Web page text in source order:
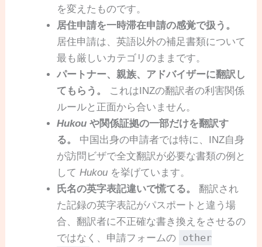
を変えたものです。
居住申請を一時滞在申請の感覚で扱う。
居住申請は、英語以外の補足書類について
最も厳しいカテゴリのままです。
パートナー、親族、アドバイザーに翻訳し
てもらう。
これはINZの翻訳者の利害関係
ルールと正面から合いません。
Hukou や関係証拠の一部だけを翻訳す
る。
中国出身の申請者では特に、INZ自身
が訪問ビザで全文翻訳が必要な書類の例と
してHukou を挙げています。
氏名の英字表記違いで慌てる。
翻訳され
た記録の英字表記がパスポートと違う場
合、翻訳者に不正確な書き換えをさせるの
ではなく、申請フォームの
other